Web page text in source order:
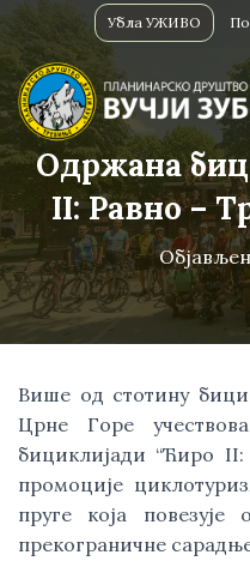
Убла УЖИВО
Одржана
II: Равно –
Више од стотину
Црне Горе
бициклијади “Ћиро
промоције
пруге која повезује
прекограничне